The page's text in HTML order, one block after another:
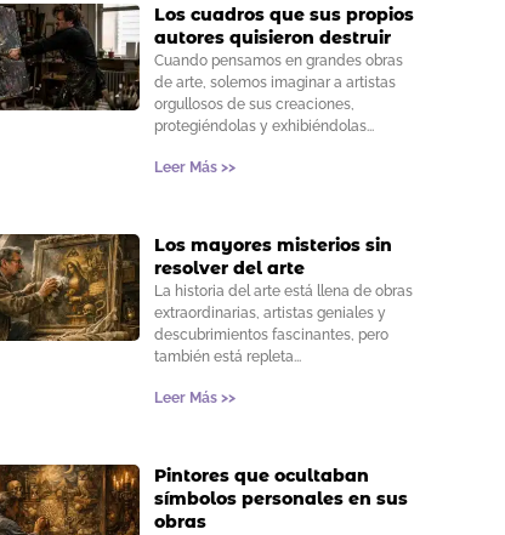
Los cuadros que sus propios
autores quisieron destruir
Cuando pensamos en grandes obras
de arte, solemos imaginar a artistas
orgullosos de sus creaciones,
protegiéndolas y exhibiéndolas
Leer Más >>
Los mayores misterios sin
resolver del arte
La historia del arte está llena de obras
extraordinarias, artistas geniales y
descubrimientos fascinantes, pero
también está repleta
Leer Más >>
Pintores que ocultaban
símbolos personales en sus
obras